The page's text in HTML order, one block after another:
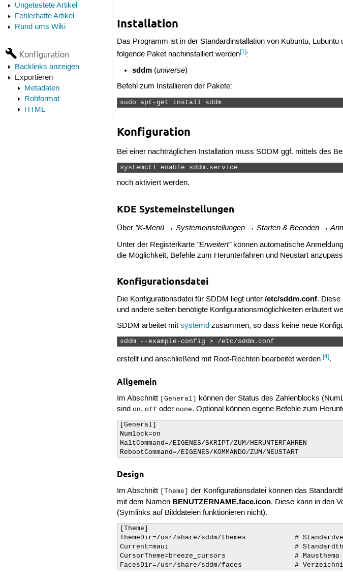
Ungetestete Artikel
Fehlerhafte Artikel
Rund ums Wiki
Konfiguration
Backlinks anzeigen
Exportieren
Metadaten
Rohformat
HTML
Installation
Das Programm ist in der Standardinstallation von Kubuntu,
folgende Paket nachinstalliert werden[1]:
sddm(universe)
Befehl zum Installieren der Pakete:
sudo apt-get install sddm
Konfiguration
Bei einer nachträglichen Installation muss SDDM ggf. mittels des
systemctl enable sddm.service
noch aktiviert werden.
KDE Systemeinstellungen
Über "K-Menü → Systemeinstellungen → Starten & Beenden →
Unter der Registerkarte "Erweitert"können automatische
die Möglichkeit, Befehle zum Herunterfahren und Neustart
Konfigurationsdatei
Die Konfigurationsdatei für SDDM liegt unter/etc/sddm.conf. Diese
und andere selten benötigte Konfigurationsmöglichkeiten erläutert
SDDM arbeitet mitsystemd zusammen, so dass keine neue
sddm --example-config > /etc/sddm.conf
erstellt und anschließend mit Root-Rechten bearbeitet werden[4].
Allgemein
Im Abschnitt [General]
können der Status des Zahlenblocks
sindon,off oder none. Optional können eigene Befehle zum
[General]
Numlock=on
HaltCommand=/EIGENES/SKRIPT/ZUM/HERUNTERFAHREN
RebootCommand=/EIGENES/KOMMANDO/ZUM/NEUSTART
Design
Im Abschnitt [Theme] der Konfigurationsdatei können das
mit dem Namen BENUTZERNAME.face.icon. Diese kann in den
(Symlinks auf Bilddateien funktionieren nicht).
[Theme]
ThemeDir=/usr/share/sddm/themes            #
Current=maui                               #
CursorTheme=breeze_cursors                 # Mausthema
FacesDir=/usr/share/sddm/faces             #